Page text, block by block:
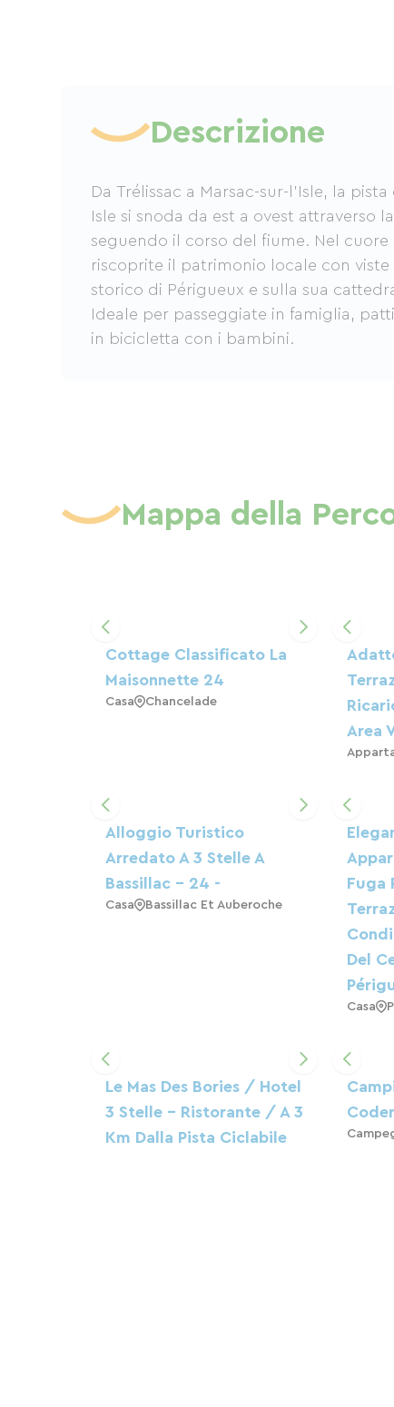
Descrizione
Da Trélissac a Marsac-sur-l'Isle, la
Isle si snoda da est a ovest attraverso
seguendo il corso del fiume. Nel cuore
riscoprite il patrimonio locale con
storico di Périgueux e sulla sua
Ideale per passeggiate in famiglia,
in bicicletta con i bambini.
Mappa della
Cottage Classificato La
Maisonnette 24
Casa Chancelade
Area
Alloggio Turistico
Arredato A 3 Stelle A
Bassillac - 24 -
Casa Bassillac Et Auberoche
Fuga
Del
Casa
Le Mas Des Bories / Hotel
3 Stelle - Ristorante / A 3
Km Dalla Pista Ciclabile